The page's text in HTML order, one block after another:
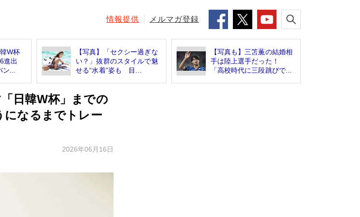
情報提供 メルマガ登録
W杯
進出
...
【写真】「セクシー過ぎな
い？」抜群のスタイルで魅
せる“水着”姿も 目...
【写真も】三笘薫の結婚相
手は陸上選手だった！
「高校時代に三段跳びで...
日韓W杯」までの
なるまでトレー
2026年06月16日